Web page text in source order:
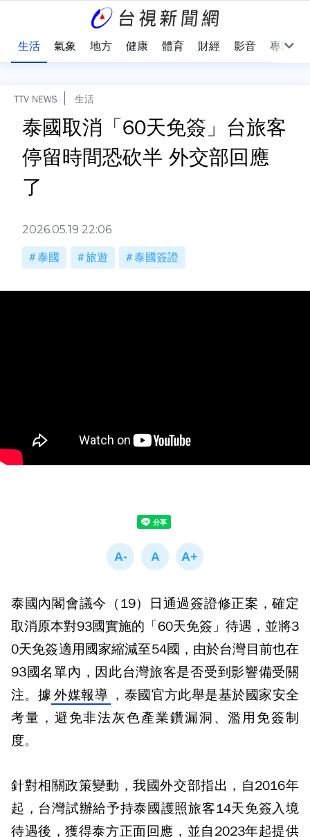
生活 氣象 地方 健康 體育 財經 影音 專題
TTV NEWS 生活
泰國取消「60天免簽」台旅客
停留時間恐砍半 外交部回應
了
2026.05.19 22:06
泰國 旅遊 泰國簽證
泰國內閣會議今（19）日通過簽證修正案，確定
取消原本對93國實施的「60天免簽」待遇，並將3
0天免簽適用國家縮減至54國，由於台灣目前也在
93國名單內，因此台灣旅客是否受到影響備受關
注。據 外媒報導 ，泰國官方此舉是基於國家安全
考量，避免非法灰色產業鑽漏洞、濫用免簽制
度。
針對相關政策變動，我國外交部指出，自2016年
起，台灣試辦給予持泰國護照旅客14天免簽入境
待遇後，獲得泰方正面回應，並自2023年起提供